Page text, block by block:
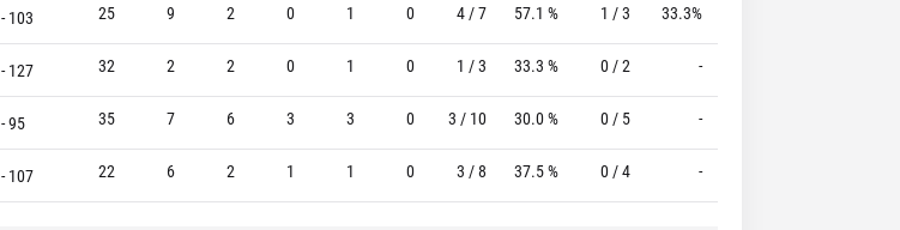
- 103 25 9 2 0 1 0 4 / 7 57.1 % 1 / 3 33.3%
- 127 32 2 2 0 1 0 1 / 3 33.3 % 0 / 2 -
-95 35 7 6 3 3 0 3 / 10 30.0 % 0 / 5 -
- 107 22 6 2 1 1 0 3 / 8 37.5 % 0 / 4 -